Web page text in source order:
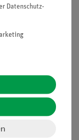
Daten­schutz­